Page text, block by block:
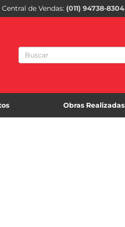
Central de Vendas (011) 94738-8304
Obras Realizadas